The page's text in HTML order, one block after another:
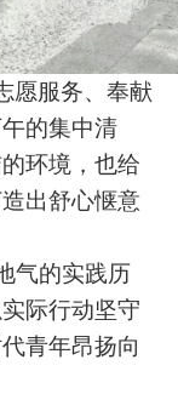
愿服务、奉献
的集中清
环境，也给
出舒心惬意
气的实践历
际行动坚守
青年昂扬向